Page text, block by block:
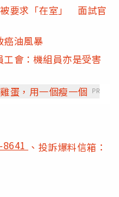
要求「在室」 面試官
癌油風暴
會：機組員亦是受害
蛋，用一個瘦一個
PR
、投訴爆料信箱：